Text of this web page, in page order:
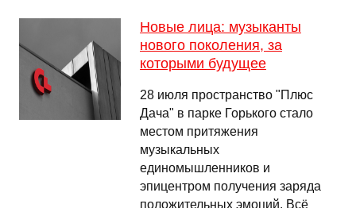
Новые лица: музыканты
нового поколения, за
которыми будущее
28 июля пространство "Плюс
Дача" в парке Горького стало
местом притяжения
музыкальных
единомышленников и
эпицентром получения заряда
положительных эмоций. Всё